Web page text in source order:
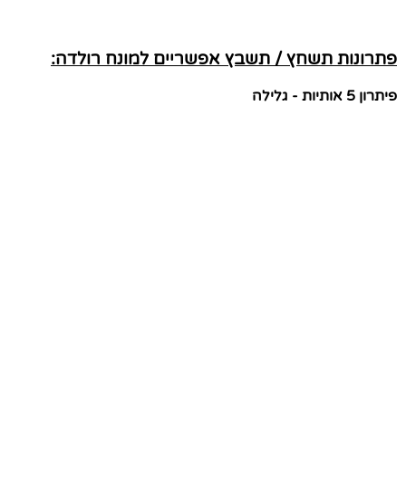
פתרונות תשחץ / תשבץ אפשריים למונח רולדה:
פיתרון 5 אותיות - גלילה